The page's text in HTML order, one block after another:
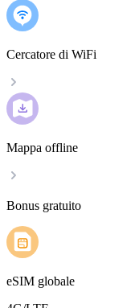
Cercatore di WiFi
Mappa offline
Bonus gratuito
eSIM globale